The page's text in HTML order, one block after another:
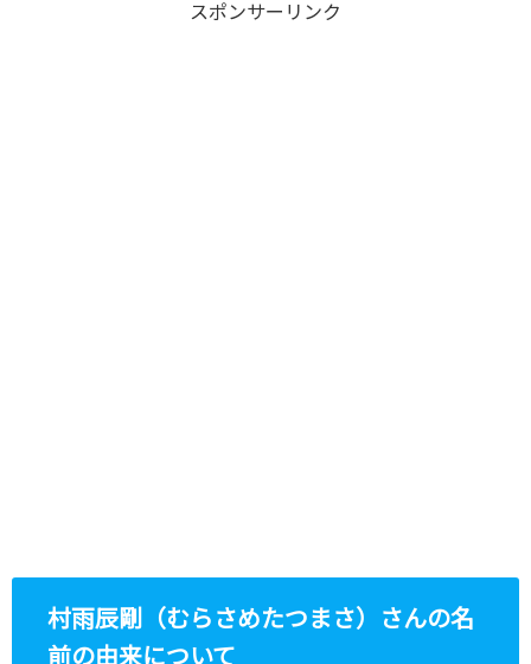
スポンサーリンク
村雨辰剛（むらさめたつまさ）さんの名
前の由来について